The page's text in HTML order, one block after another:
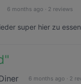
6 months ago · 2 reviews
super hier zu
"
6 months ago · 2